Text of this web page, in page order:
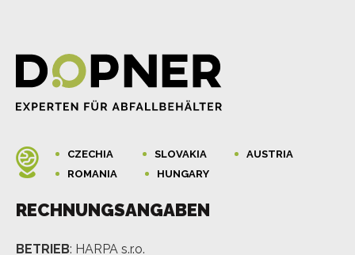
CZECHIA SLOVAKIA
AUSTRIA
ROMANIA
HUNGARY
RECHNUNGSANGABEN
BETRIEB: HARPA s.r.o.